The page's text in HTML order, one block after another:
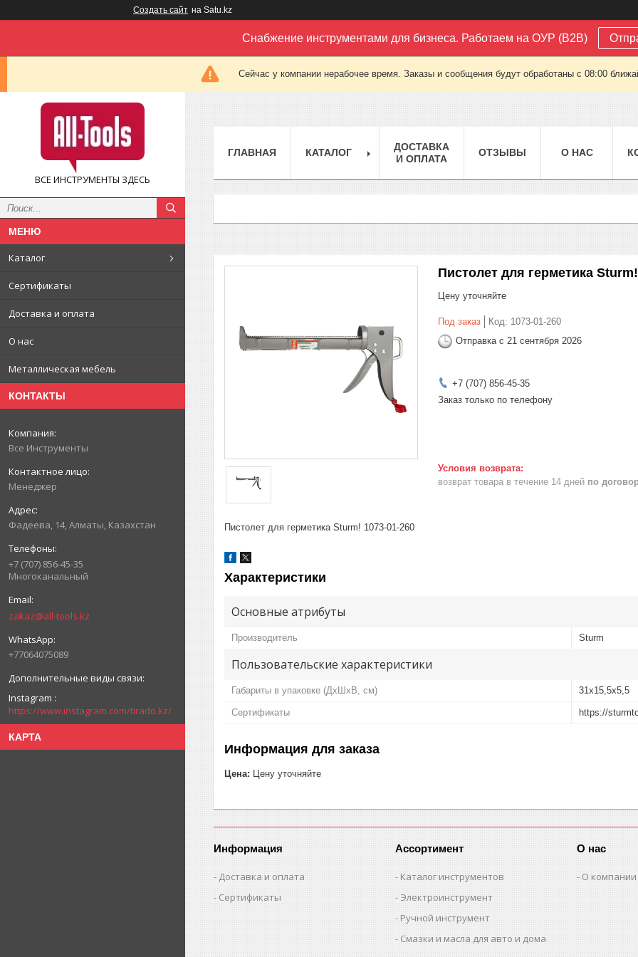
Создать сайт на Satu.kz
Снабжение инструментами для бизнеса. Работаем на ОУР (B2B)
Сейчас у компании нерабочее время. Заказы и сообщения будут обработаны с 08:00
ВСЕ ИНСТРУМЕНТЫ ЗДЕСЬ
Каталог
Сертификаты
Доставка и оплата
О нас
Металлическая мебель
КОНТАКТЫ
Все Инструменты
Менеджер
Фадеева, 14, Алматы, Казахстан
+7 (707) 856-45-35
Многоканальный
zakaz@all-tools.kz
+77064075089
Instagram
https://www.instagram.com/tirado.kz/
КАРТА
ГЛАВНАЯ КАТАЛОГ
ДОСТАВКА
И ОПЛАТА
ОТЗЫВЫ О НАС
Пистолет для герметика
Цену уточняйте
Под заказ Код: 1073-01-260
Отправка с 21 сентября 2026
+7 (707) 856-45-35
Заказ только по телефону
возврат товара в течение 14 дней по
Пистолет для герметика Sturm! 1073-01-260
Характеристики
Основные атрибуты
Производитель Sturm
Пользовательские характеристики
Габариты в упаковке (ДхШхВ, см) 31x15,5x5,5
Сертификаты https://
Информация для заказа
Цена: Цену уточняйте
Информация
Доставка и оплата
Сертификаты
Ассортимент
Каталог инструментов
Электроинструмент
Ручной инструмент
Смазки и масла для авто и дома
О нас
О компании